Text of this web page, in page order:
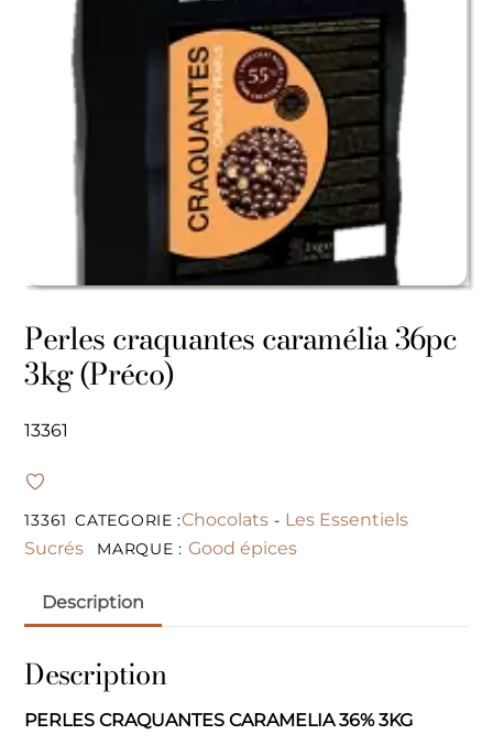
Perles craquantes caramélia 36pc
3kg (Préco)
13361
13361 CATEGORIE :Chocolats - Les Essentiels
Sucrés
MARQUE : Good épices
Description
Description
PERLES CRAQUANTES CARAMELIA 36% 3KG